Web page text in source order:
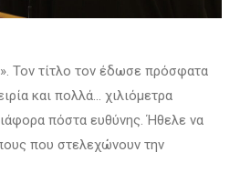
Τον τίτλο τον έδωσε πρόσφατα
και πολλά… χιλιόμετρα
πόστα ευθύνης. Ήθελε να
που στελεχώνουν την